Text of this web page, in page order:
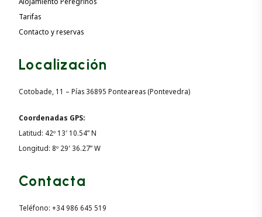
Tarifas
Contacto y reservas
Localización
Cotobade, 11 – Pías 36895 Ponteareas (Pontevedra)
Coordenadas GPS:
Latitud: 42º 13′ 10.54” N
Longitud: 8º 29′ 36.27” W
Contacta
Teléfono: +34 986 645 519